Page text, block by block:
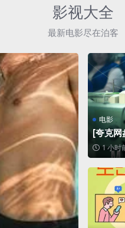
影视大全
最新电影尽在泊客
电影
[夸克网
025）
1 小时